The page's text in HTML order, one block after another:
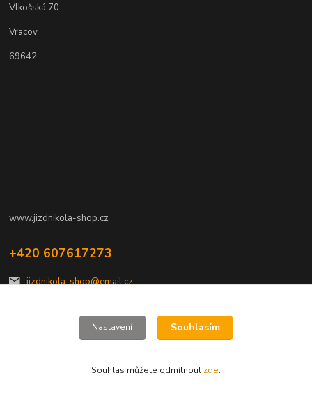
Vlkošská 70
Vracov
69642
www.jizdnikola-shop.cz
+420 607617273
jizdnikola-shop@email.cz
Nastavení Souhlasím
Souhlas můžete odmítnout zde.